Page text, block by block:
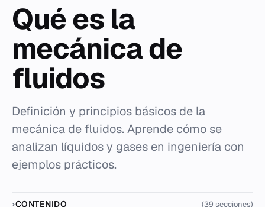
Qué es la
mecánica de
fluidos
Definición y principios básicos de la
mecánica de fluidos. Aprende cómo se
analizan líquidos y gases en ingeniería con
ejemplos prácticos.
CONTENIDO (39 secciones)